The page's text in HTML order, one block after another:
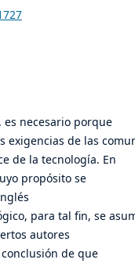
necesario porque
exigencias de las
de la tecnología. En
propósito se
para tal fin, se
autores
de que